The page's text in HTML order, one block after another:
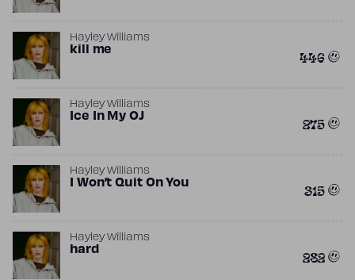
Hayley Williams
kill me 446
Hayley Williams
Ice In My OJ 275
Hayley Williams
I Won’t Quit On You 315
Hayley Williams
hard 282